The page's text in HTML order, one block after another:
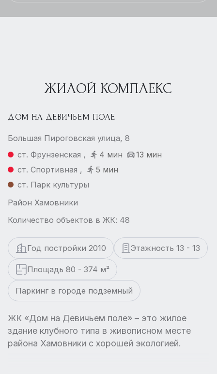
ЖИЛОЙ КОМПЛЕКС
ДОМ НА ДЕВИЧЬЕМ ПОЛЕ
Большая Пироговская улица, 8
ст. Фрунзенская ,
4 мин
13 мин
ст. Спортивная ,
5 мин
ст. Парк культуры
Район Хамовники
Количество объектов в ЖК: 48
Год постройки 2010 Этажность 13 - 13
Площадь 80 - 374 м²
Паркинг в городе подземный
ЖК «Дом на Девичьем поле» – это жилое
здание клубного типа в живописном месте
района Хамовники с хорошей экологией.